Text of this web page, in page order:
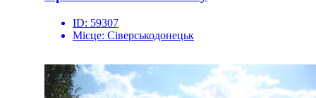
ID: 59307
Місце: Сіверськодонецьк